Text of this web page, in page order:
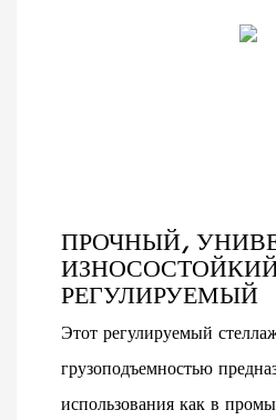
ПРОЧНЫЙ,
РЕГУЛИРУЕМЫЙ
Этот регулируемый
грузоподъемностью
использования как в